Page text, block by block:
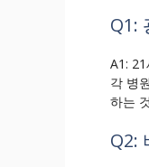
Q1:
A1:
각 병
하는
Q2: